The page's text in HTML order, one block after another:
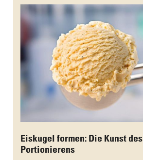
Eiskugel formen: Die Kunst des
Portionierens